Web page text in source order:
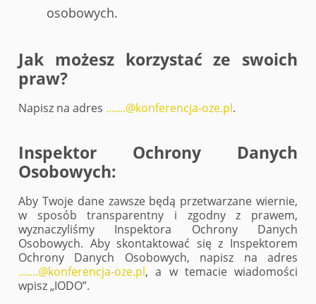
osobowych.
Jak możesz korzystać ze swoich
praw?
Napisz na adres .......@konferencja-oze.pl.
Inspektor Ochrony Danych
Osobowych:
Aby Twoje dane zawsze będą przetwarzane wiernie,
w sposób transparentny i zgodny z prawem,
wyznaczyliśmy Inspektora Ochrony Danych
Osobowych. Aby skontaktować się z Inspektorem
Ochrony Danych Osobowych, napisz na adres
.......@konferencja-oze.pl, a w temacie wiadomości
wpisz „IODO”.